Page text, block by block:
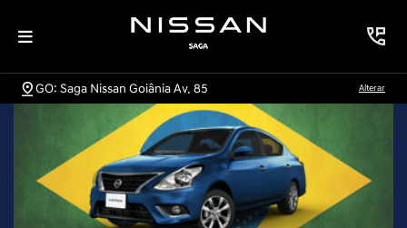
GO: Saga Nissan Goiânia Av. 85 Alterar